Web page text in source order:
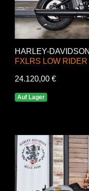
HARLEY-DAVIDSON
FXLRS LOW RIDER
24.120,00 €
Auf Lager